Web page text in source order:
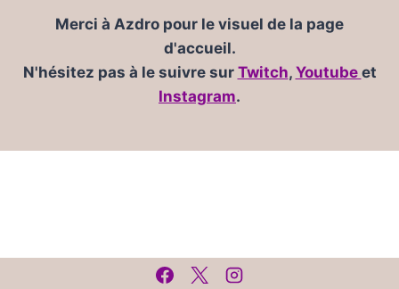
Merci à Azdro pour le visuel de la page
d'accueil.
N'hésitez pas à le suivre sur Twitch, Youtube et
Instagram.